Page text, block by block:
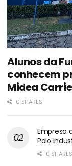
Alunos da
conhecem
Midea
0 SHARES
Empresa
Polo
0 SHARES